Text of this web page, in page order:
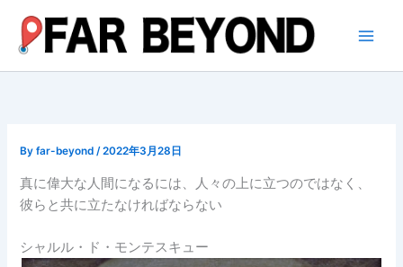
ス
Byfar-beyond/2022年3月28日
真に偉大な人間になるには、人々の上に立つのではなく、
彼らと共に立たなければならない
シャルル・ド・モンテスキュー